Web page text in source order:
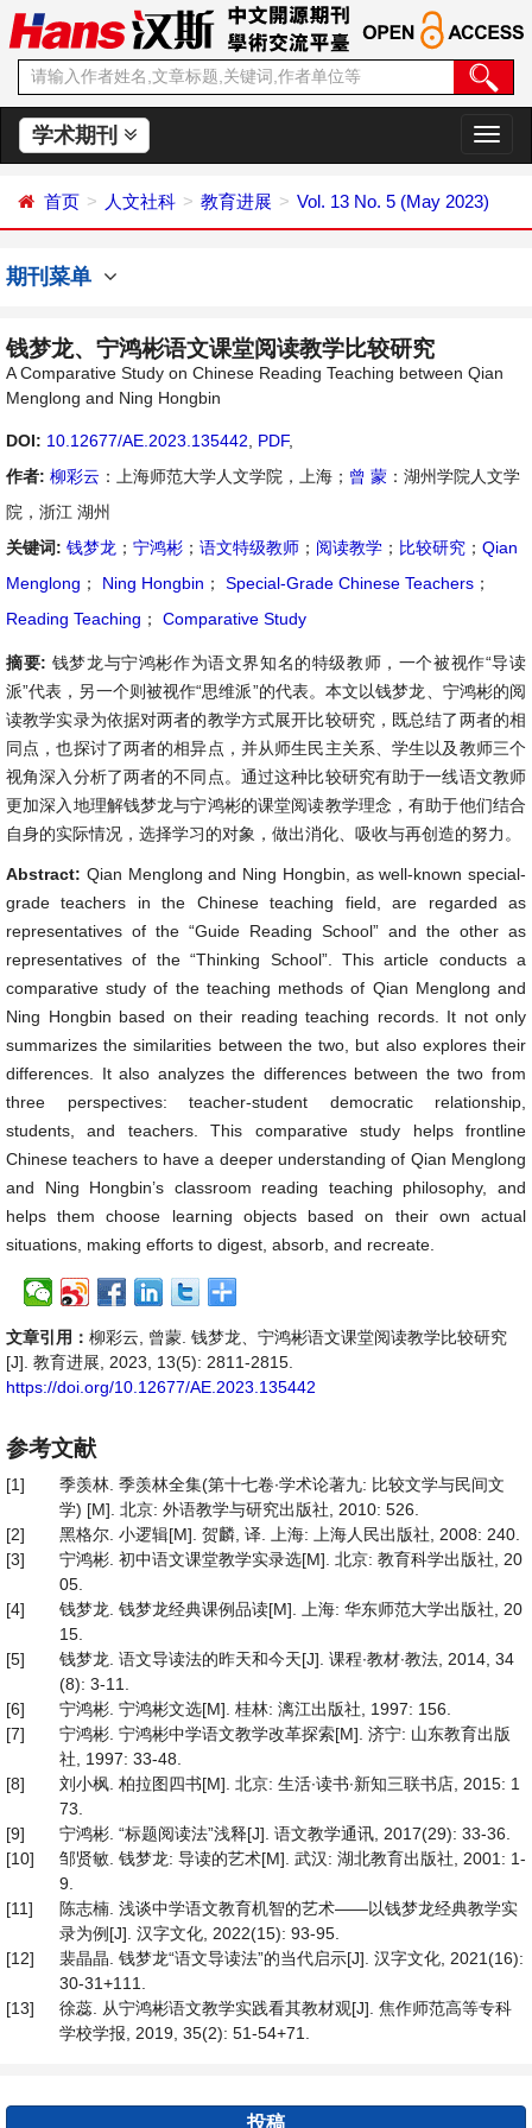
学术期刊
切
换
航
首页 人文社科 教育进展 Vol. 13 No. 5 (May 2023)
期刊菜单
钱梦龙、宁鸿彬语文课堂阅读教学比较研究
A Comparative Study on Chinese Reading Teaching between Qian
Menglong and Ning Hongbin
DOI: 10.12677/AE.2023.135442 PDF,
作者: 柳彩云 ：上海师范大学人文学院，上海； 曾 蒙 ：湖州学院人文学
院，浙江 湖州
关键词: 钱梦龙 ； 宁鸿彬 ； 语文特级教师 ； 阅读教学 ； 比较研究 ； Qian
Menglong ； Ning Hongbin ； Special-Grade Chinese Teachers ；
Reading Teaching ； Comparative Study
摘要: 钱梦龙与宁鸿彬作为语文界知名的特级教师，一个被视作“导读
派”代表，另一个则被视作“思维派”的代表。本文以钱梦龙、宁鸿彬的阅
读教学实录为依据对两者的教学方式展开比较研究，既总结了两者的相
同点，也探讨了两者的相异点，并从师生民主关系、学生以及教师三个
视角深入分析了两者的不同点。通过这种比较研究有助于一线语文教师
更加深入地理解钱梦龙与宁鸿彬的课堂阅读教学理念，有助于他们结合
自身的实际情况，选择学习的对象，做出消化、吸收与再创造的努力。
Abstract: Qian Menglong and Ning Hongbin, as well-known special-
grade teachers in the Chinese teaching field, are regarded as
representatives of the “Guide Reading School” and the other as
representatives of the “Thinking School”. This article conducts a
comparative study of the teaching methods of Qian Menglong and
Ning Hongbin based on their reading teaching records. It not only
summarizes the similarities between the two, but also explores their
differences. It also analyzes the differences between the two from
three perspectives: teacher-student democratic relationship,
students, and teachers. This comparative study helps frontline
Chinese teachers to have a deeper understanding of Qian Menglong
and Ning Hongbin’s classroom reading teaching philosophy, and
helps them choose learning objects based on their own actual
situations, making efforts to digest, absorb, and recreate.
文章引用： 柳彩云, 曾蒙. 钱梦龙、宁鸿彬语文课堂阅读教学比较研究
[J]. 教育进展, 2023, 13(5): 2811-2815.
https://doi.org/10.12677/AE.2023.135442
参考文献
[1]
季羡林. 季羡林全集(第十七卷∙学术论著九: 比较文学与民间文
学) [M]. 北京: 外语教学与研究出版社, 2010: 526.
[2]
黑格尔. 小逻辑[M]. 贺麟, 译. 上海: 上海人民出版社, 2008: 240.
[3]
宁鸿彬. 初中语文课堂教学实录选[M]. 北京: 教育科学出版社, 20
05.
[4]
钱梦龙. 钱梦龙经典课例品读[M]. 上海: 华东师范大学出版社, 20
15.
[5]
钱梦龙. 语文导读法的昨天和今天[J]. 课程∙教材∙教法, 2014, 34
(8): 3-11.
[6]
宁鸿彬. 宁鸿彬文选[M]. 桂林: 漓江出版社, 1997: 156.
[7]
宁鸿彬. 宁鸿彬中学语文教学改革探索[M]. 济宁: 山东教育出版
社, 1997: 33-48.
[8]
刘小枫. 柏拉图四书[M]. 北京: 生活∙读书∙新知三联书店, 2015: 1
73.
[9]
宁鸿彬. “标题阅读法”浅释[J]. 语文教学通讯, 2017(29): 33-36.
[10]
邹贤敏. 钱梦龙: 导读的艺术[M]. 武汉: 湖北教育出版社, 2001: 1-
9.
[11]
陈志楠. 浅谈中学语文教育机智的艺术——以钱梦龙经典教学实
录为例[J]. 汉字文化, 2022(15): 93-95.
[12]
裴晶晶. 钱梦龙“语文导读法”的当代启示[J]. 汉字文化, 2021(16):
30-31+111.
[13]
徐蕊. 从宁鸿彬语文教学实践看其教材观[J]. 焦作师范高等专科
学校学报, 2019, 35(2): 51-54+71.
投稿